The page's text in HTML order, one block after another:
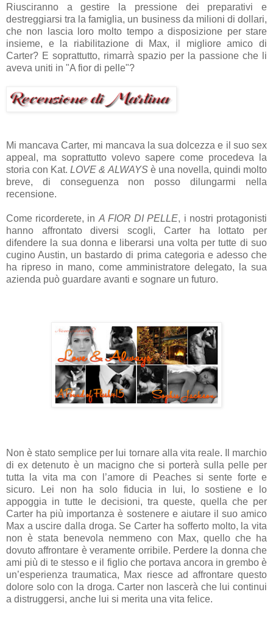
Riusciranno a gestire la pressione dei preparativi e
destreggiarsi tra la famiglia, un business da milioni di dollari,
che non lascia loro molto tempo a disposizione per stare
insieme, e la riabilitazione di Max, il migliore amico di
Carter? E soprattutto, rimarrà spazio per la passione che li
aveva uniti in "A fior di pelle"?
Mi mancava Carter, mi mancava la sua dolcezza e il suo sex
appeal, ma soprattutto volevo sapere come procedeva la
storia con Kat.LOVE & ALWAYSè una novella, quindi molto
breve, di conseguenza non posso dilungarmi nella
recensione.
Come ricorderete, in A FIOR DI PELLE, i nostri protagonisti
hanno affrontato diversi scogli, Carter ha lottato per
difendere la sua donna e liberarsi una volta per tutte di suo
cugino Austin, un bastardo di prima categoria e adesso che
ha ripreso in mano, come amministratore delegato, la sua
azienda può guardare avanti e sognare un futuro.
Non è stato semplice per lui tornare alla vita reale. Il marchio
di ex detenuto è un macigno che si porterà sulla pelle per
tutta la vita ma con l’amore di Peaches si sente forte e
sicuro. Lei non ha solo fiducia in lui, lo sostiene e lo
appoggia in tutte le decisioni, tra queste, quella che per
Carter ha più importanza è sostenere e aiutare il suo amico
Max a uscire dalla droga. Se Carter ha sofferto molto, la vita
non è stata benevola nemmeno con Max, quello che ha
dovuto affrontare è veramente orribile. Perdere la donna che
ami più di te stesso e il figlio che portava ancora in grembo è
un’esperienza traumatica, Max riesce ad affrontare questo
dolore solo con la droga. Carter non lascerà che lui continui
a distruggersi, anche lui si merita una vita felice.